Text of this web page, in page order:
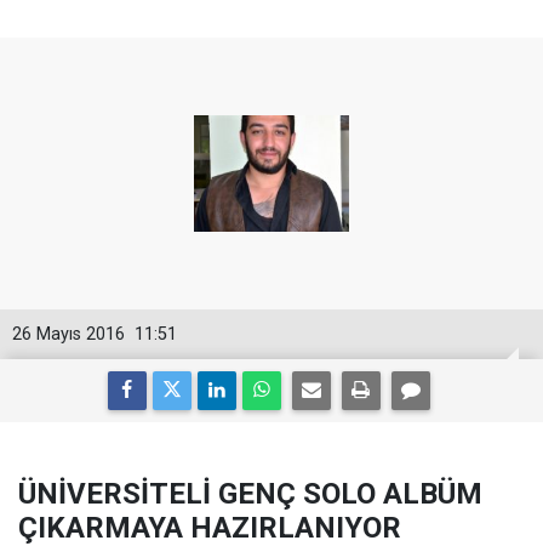
11:51
26 Mayıs 2016
ÜNİVERSİTELİ GENÇ SOLO ALBÜM
ÇIKARMAYA HAZIRLANIYOR